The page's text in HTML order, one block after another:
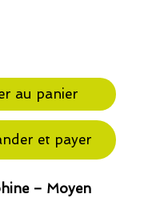
au panier
et payer
– Moyen